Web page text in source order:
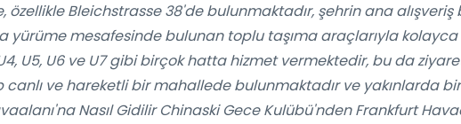
Bleichstrasse 38'de bulunmaktadır, şehrin ana
yürüme mesafesinde bulunan toplu taşıma araçlarıyla kolayca
U5, U6 ve U7 gibi birçok hatta hizmet vermektedir, bu da
canlı ve hareketli bir mahallede bulunmaktadır ve yakınlarda
Nasıl Gidilir Chinaski Gece Kulübü'nden Frankfurt